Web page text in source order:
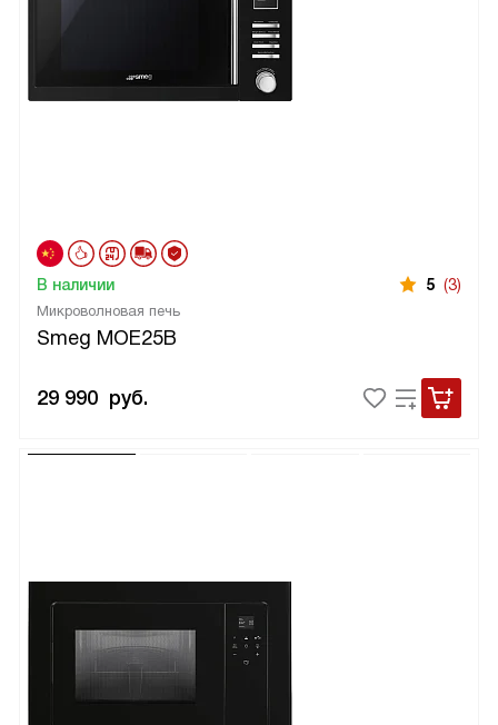
Микроволновая печь
Smeg MOE25B
В наличии 5 (3)
29 990 руб.